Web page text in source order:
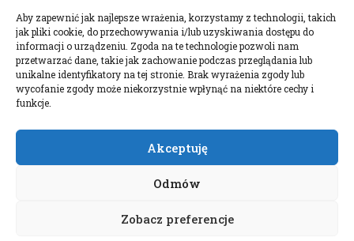
Aby zapewnić jak najlepsze wrażenia, korzystamy z technologii, takich
jak pliki cookie, do przechowywania i/lub uzyskiwania dostępu do
informacji o urządzeniu. Zgoda na te technologie pozwoli nam
przetwarzać dane, takie jak zachowanie podczas przeglądania lub
unikalne identyfikatory na tej stronie. Brak wyrażenia zgody lub
wycofanie zgody może niekorzystnie wpłynąć na niektóre cechy i
funkcje.
Akceptuję
Odmów
Zobacz preferencje
rytka
Adres do e-
Doręczeń:
AEL-97528-
78647-USWGJ-
Copyright © 2026Gmina Stary Sącz